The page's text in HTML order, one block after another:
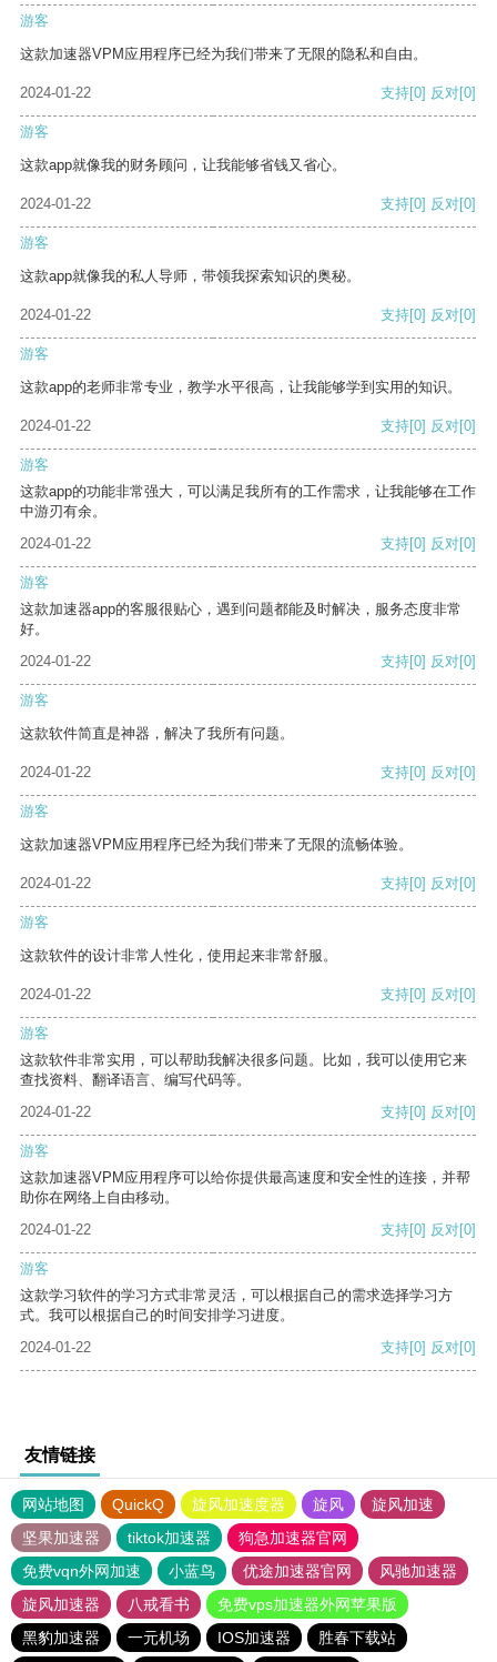
游客
这款加速器VPM应用程序已经为我们带来了无限的隐私和自由。
2024-01-22 支持[0] 反对[0]
游客
这款app就像我的财务顾问，让我能够省钱又省心。
2024-01-22 支持[0] 反对[0]
游客
这款app就像我的私人导师，带领我探索知识的奥秘。
2024-01-22 支持[0] 反对[0]
游客
这款app的老师非常专业，教学水平很高，让我能够学到实用的知识。
2024-01-22 支持[0] 反对[0]
游客
这款app的功能非常强大，可以满足我所有的工作需求，让我能够在工作
中游刃有余。
2024-01-22
支持[0] 反对[0]
游客
这款加速器app的客服很贴心，遇到问题都能及时解决，服务态度非常
好。
2024-01-22
支持[0] 反对[0]
游客
这款软件简直是神器，解决了我所有问题。
2024-01-22 支持[0] 反对[0]
游客
这款加速器VPM应用程序已经为我们带来了无限的流畅体验。
2024-01-22 支持[0] 反对[0]
游客
这款软件的设计非常人性化，使用起来非常舒服。
2024-01-22 支持[0] 反对[0]
游客
这款软件非常实用，可以帮助我解决很多问题。比如，我可以使用它来
查找资料、翻译语言、编写代码等。
2024-01-22
支持[0] 反对[0]
游客
这款加速器VPM应用程序可以给你提供最高速度和安全性的连接，并帮
助你在网络上自由移动。
2024-01-22
支持[0] 反对[0]
游客
这款学习软件的学习方式非常灵活，可以根据自己的需求选择学习方
式。我可以根据自己的时间安排学习进度。
2024-01-22
支持[0] 反对[0]
友情链接
网站地图 QuickQ 旋风加速度器 旋风
旋风加速
坚果加速器
tiktok加速器
狗急加速器官网
免费vqn外网加速
小蓝鸟 优途加速器官网
风驰加速器
旋风加速器
八戒看书
免费vps加速器外网苹果版
黑豹加速器
一元机场 IOS加速器 胜春下载站